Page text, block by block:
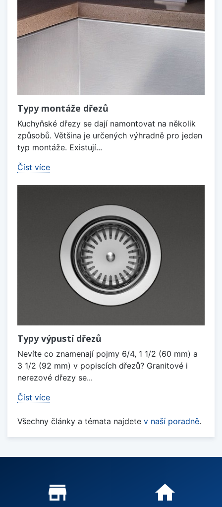
Typy montáže dřezů
Kuchyňské dřezy se dají namontovat na několik
způsobů. Většina je určených výhradně pro jeden
typ montáže. Existují...
Číst více
Typy výpustí dřezů
Nevíte co znamenají pojmy 6/4, 1 1/2 (60 mm) a
3 1/2 (92 mm) v popiscích dřezů? Granitové i
nerezové dřezy se...
Číst více
Všechny články a témata najdete v naší poradně.
Proč nakupovat u nás?
store_mall_directory home